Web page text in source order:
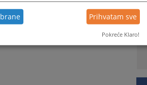
Prihvatam sve
Pokreće Klaro!